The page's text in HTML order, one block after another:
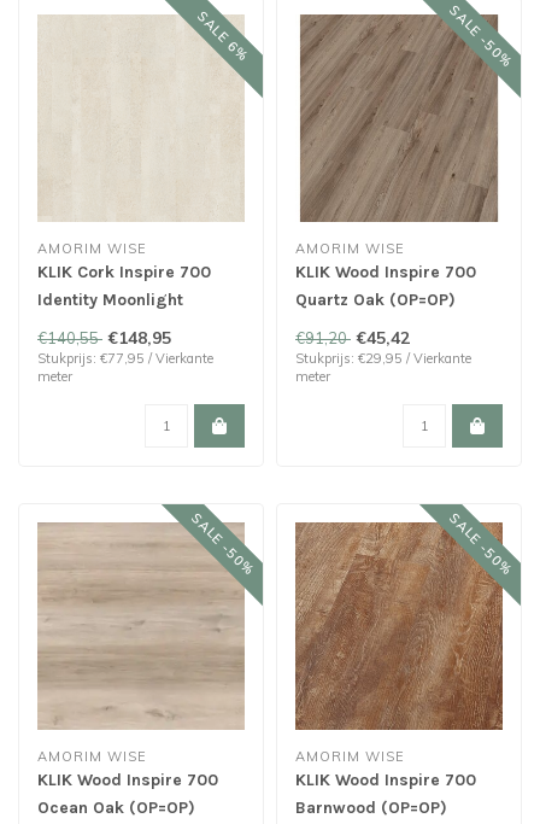
SALE 6%
AMORIM WISE
KLIK Cork Inspire 700
Identity Moonlight
€140,55 €148,95
Stukprijs: €77,95 / Vierkante
meter
SALE -50%
AMORIM WISE
KLIK Wood Inspire 700
Quartz Oak (OP=OP)
Laatste 15,20 m²!
€91,20 €45,42
Stukprijs: €29,95 / Vierkante
meter
SALE -50%
AMORIM WISE
KLIK Wood Inspire 700
Ocean Oak (OP=OP)
SALE -50%
AMORIM WISE
KLIK Wood Inspire 700
Barnwood (OP=OP)